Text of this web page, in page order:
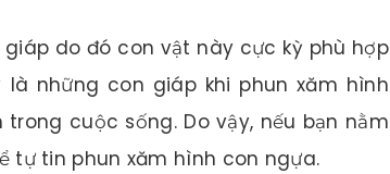
do đó con vật này cực kỳ phù hợp
những con giáp khi phun xăm hình
cuộc sống. Do vậy, nếu bạn nằm
tin phun xăm hình con ngựa.